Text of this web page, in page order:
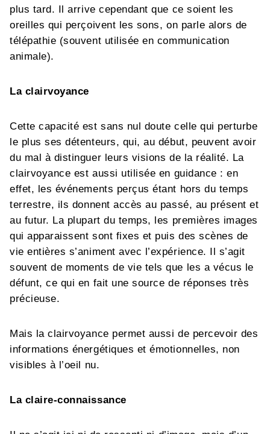
plus tard. Il arrive cependant que ce soient les
oreilles qui perçoivent les sons, on parle alors de
télépathie (souvent utilisée en communication
animale).
La clairvoyance
Cette capacité est sans nul doute celle qui perturbe
le plus ses détenteurs, qui, au début, peuvent avoir
du mal à distinguer leurs visions de la réalité. La
clairvoyance est aussi utilisée en guidance : en
effet, les événements perçus étant hors du temps
terrestre, ils donnent accès au passé, au présent et
au futur. La plupart du temps, les premières images
qui apparaissent sont fixes et puis des scènes de
vie entières s’animent avec l’expérience. Il s’agit
souvent de moments de vie tels que les a vécus le
défunt, ce qui en fait une source de réponses très
précieuse.
Mais la clairvoyance permet aussi de percevoir des
informations énergétiques et émotionnelles, non
visibles à l’oeil nu.
La claire-connaissance